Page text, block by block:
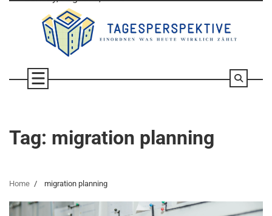
Tag: migration planning
Home migration planning